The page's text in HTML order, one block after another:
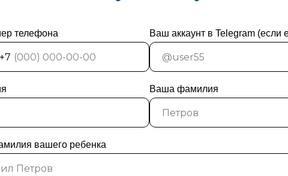
телефона
+7
Ваш аккаунт в Telegram (если
Ваша фамилия
вашего ребенка